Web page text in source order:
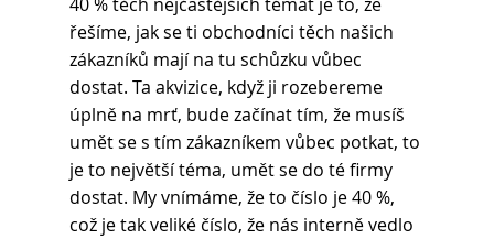
řešíme, jak se ti obchodníci těch našich
zákazníků mají na tu schůzku vůbec
dostat. Ta akvizice, když ji rozebereme
úplně na mrť, bude začínat tím, že musíš
umět se s tím zákazníkem vůbec potkat, to
je to největší téma, umět se do té firmy
dostat. My vnímáme, že to číslo je 40 %,
což je tak veliké číslo, že nás interně vedlo